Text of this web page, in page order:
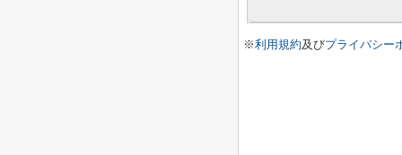
※利用規約及びプライバシー